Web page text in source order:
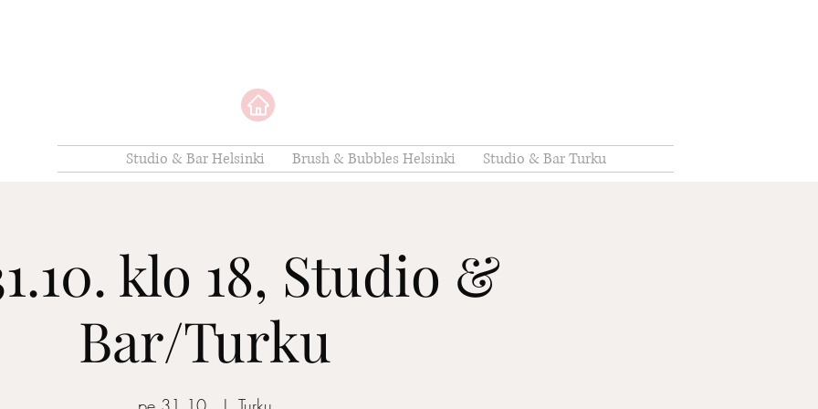
Studio & Bar Helsinki Brush & Bubbles Helsinki Studio & Bar Turku
klo 18, Studio &
Bar/Turku